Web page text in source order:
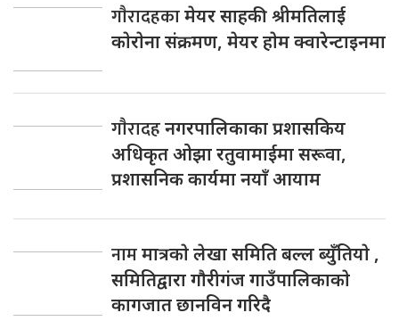
गाैरादहकामेयर साहकी श्रीमतिलाई
काेराेना संक्रमण, मेयर हाेम क्वारेन्टाइनमा
गाैरादहनगरपालिकाका प्रशासकिय
अधिकृत ओझा रतुवामाईमा सरूवा,
प्रशासनिक कार्यमा नयाँ आयाम
नाममात्रकाे लेखा समिति बल्ल ब्युँतियाे ,
समितिद्वारा गाैरीगंज गाउँपालिकाकाे
कागजात छानविन गरिदै